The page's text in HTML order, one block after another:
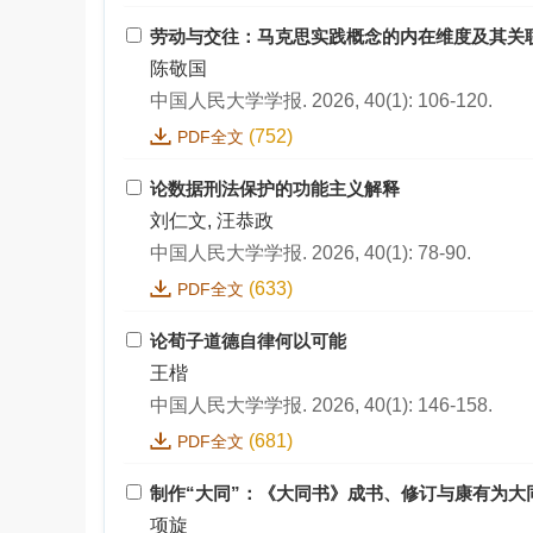
劳动与交往：马克思实践概念的内在维度及其关
陈敬国
中国人民大学学报. 2026, 40(1): 106-120.
PDF全文 (752)
论数据刑法保护的功能主义解释
刘仁文, 汪恭政
中国人民大学学报. 2026, 40(1): 78-90.
PDF全文 (633)
论荀子道德自律何以可能
王楷
中国人民大学学报. 2026, 40(1): 146-158.
PDF全文 (681)
制作“大同”：《大同书》成书、修订与康有为大
项旋